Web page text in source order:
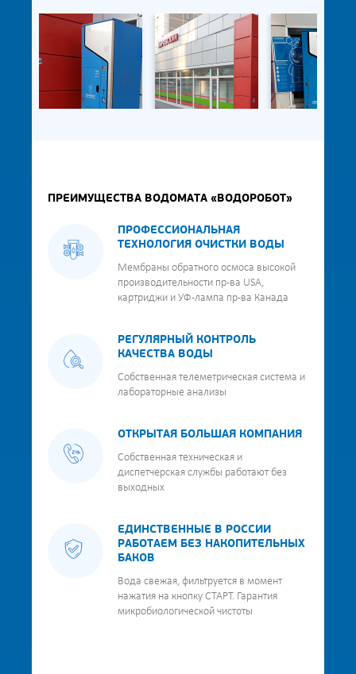
ПРЕИМУЩЕСТВА ВОДОМАТА «ВОДОРОБОТ»
ПРОФЕССИОНАЛЬНАЯ
ТЕХНОЛОГИЯ ОЧИСТКИ ВОДЫ
Мембраны обратного осмоса высокой
производительности пр-ва USA,
картриджи и УФ-лампа пр-ва Канада
РЕГУЛЯРНЫЙ КОНТРОЛЬ
КАЧЕСТВА ВОДЫ
Собственная телеметрическая система и
лабораторные анализы
ОТКРЫТАЯ БОЛЬШАЯ КОМПАНИЯ
Собственная техническая и
диспетчерская службы работают без
выходных
ЕДИНСТВЕННЫЕ В РОССИИ
РАБОТАЕМ БЕЗ НАКОПИТЕЛЬНЫХ
БАКОВ
Вода свежая, фильтруется в момент
нажатия на кнопку СТАРТ. Гарантия
микробиологической чистоты